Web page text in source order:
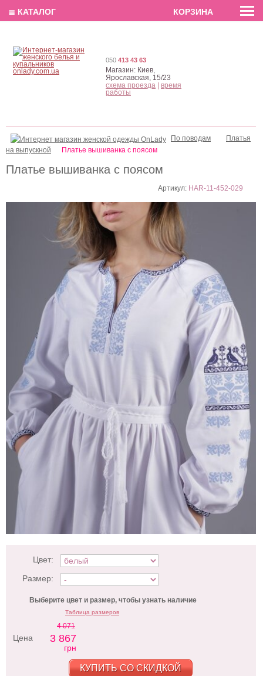
EN РУС
Платье вышиванка с поясом
Артикул: HAR-11-452-029
Цвет:
Размер:
Выберите цвет и размер, чтобы узнать наличие
Таблица размеров
Цена
4 071
3 867
грн
КУПИТЬ СО СКИДКОЙ
По поводам
Платья
на выпускной
Платье вышиванка с поясом
050 413 43 63
Магазин: Киев,
Ярославская, 15/23
схема проезда
время
работы
≣ КАТАЛОГ КОРЗИНА